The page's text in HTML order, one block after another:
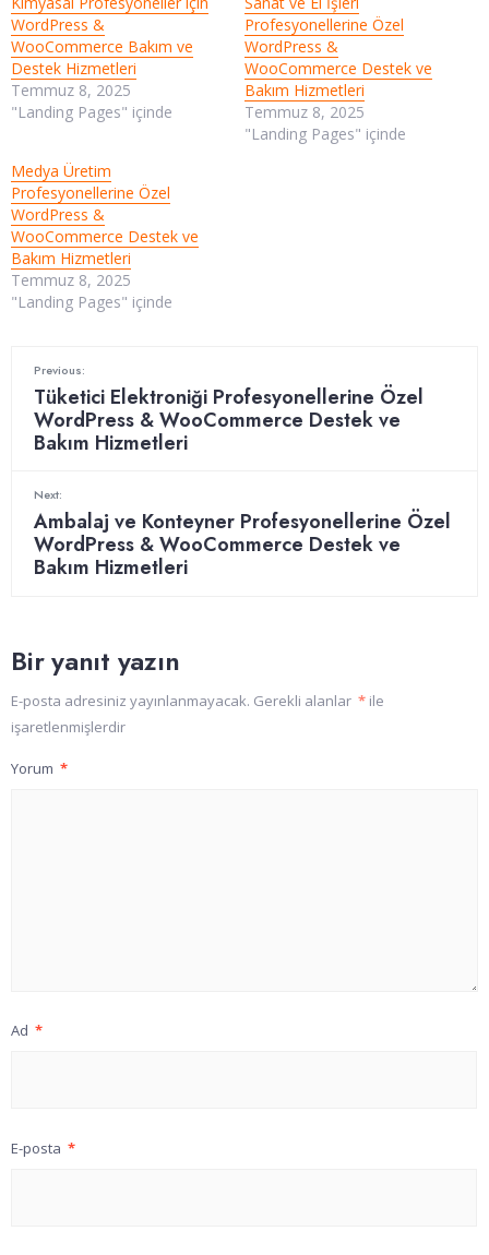
WordPress &
WooCommerce Bakım ve
Destek Hizmetleri
Temmuz 8, 2025
"Landing Pages" içinde
Profesyonellerine Özel
WordPress &
WooCommerce Destek ve
Bakım Hizmetleri
Temmuz 8, 2025
"Landing Pages" içinde
Medya Üretim
Profesyonellerine Özel
WordPress &
WooCommerce Destek ve
Bakım Hizmetleri
Temmuz 8, 2025
"Landing Pages" içinde
Previous:
Tüketici Elektroniği Profesyonellerine Özel
WordPress & WooCommerce Destek ve
Bakım Hizmetleri
Next:
Ambalaj ve Konteyner Profesyonellerine Özel
WordPress & WooCommerce Destek ve
Bakım Hizmetleri
Bir yanıt yazın
E-posta adresiniz yayınlanmayacak. Gerekli alanlar * ile
işaretlenmişlerdir
Yorum *
Ad *
E-posta *